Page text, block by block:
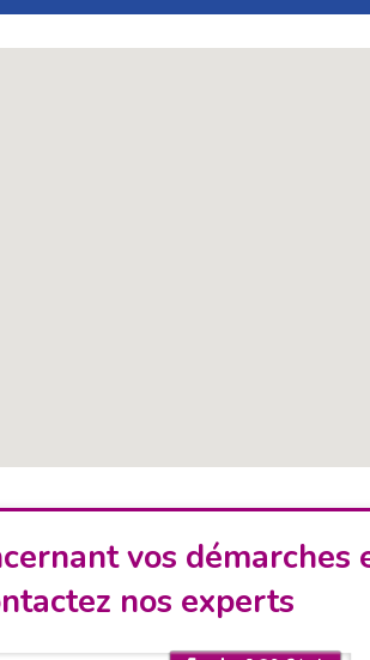
vos démarches
nos experts